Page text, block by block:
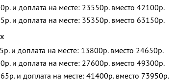
и доплата на месте: 23550р. вместо 42100р.
и доплата на месте: 35350р. вместо 63150р.
и доплата на месте: 13800р. вместо 24650р.
и доплата на месте: 27600р. вместо 49300р.
и доплата на месте: 41400р. вместо 73950р.